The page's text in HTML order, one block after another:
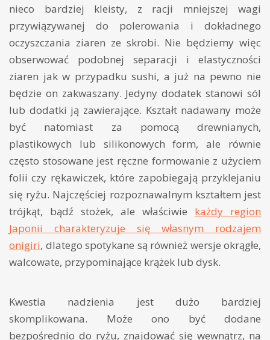
nieco bardziej kleisty, z racji mniejszej wagi
przywiązywanej do polerowania i dokładnego
oczyszczania ziaren ze skrobi. Nie będziemy więc
obserwować podobnej separacji i elastyczności
ziaren jak w przypadku sushi, a już na pewno nie
będzie on zakwaszany. Jedyny dodatek stanowi sól
lub dodatki ją zawierające. Kształt nadawany może
być natomiast za pomocą drewnianych,
plastikowych lub silikonowych form, ale równie
często stosowane jest ręczne formowanie z użyciem
folii czy rękawiczek, które zapobiegają przyklejaniu
się ryżu. Najczęściej rozpoznawalnym kształtem jest
trójkąt, bądź stożek, ale właściwie każdy region
Japonii charakteryzuje się własnym rodzajem
onigiri, dlatego spotykane są również wersje okrągłe,
walcowate, przypominające krążek lub dysk.
Kwestia nadzienia jest dużo bardziej
skomplikowana. Może ono być dodane
bezpośrednio do ryżu, znajdować się wewnątrz, na